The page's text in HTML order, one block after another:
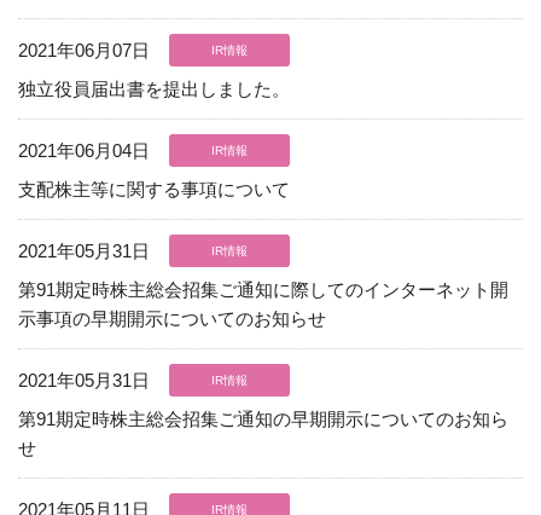
2021年06月07日 IR情報
独立役員届出書を提出しました。
2021年06月04日 IR情報
支配株主等に関する事項について
2021年05月31日 IR情報
第91期定時株主総会招集ご通知に際してのインターネット開
示事項の早期開示についてのお知らせ
2021年05月31日 IR情報
第91期定時株主総会招集ご通知の早期開示についてのお知ら
せ
2021年05月11日 IR情報
06-6943-8956
受付時間：受付 : 10時〜16時 月〜金
※祝日を除く
現在、受付時間を一部短縮しております。
ご了承ください。